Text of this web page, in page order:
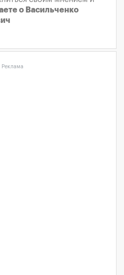
о Васильченко
Реклама